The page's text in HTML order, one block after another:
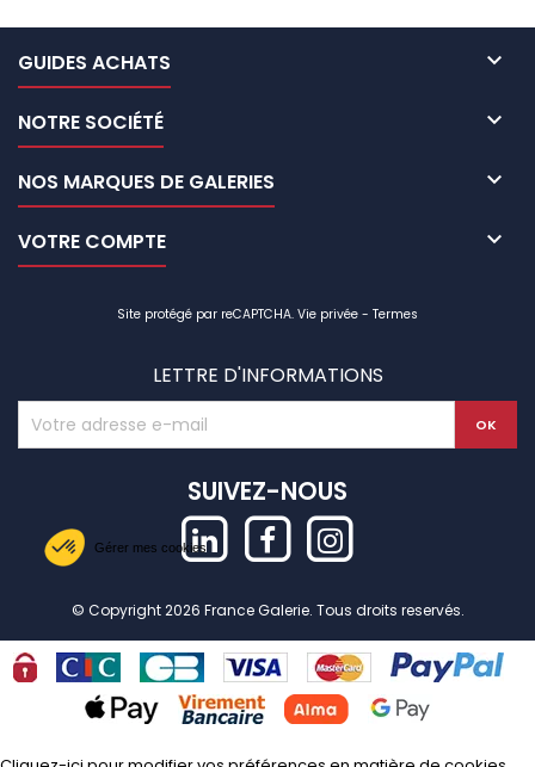
Gérer mes cookies
GUIDES ACHATS 
NOTRE SOCIÉTÉ 
NOS MARQUES DE GALERIES 
VOTRE COMPTE 
Site protégé par reCAPTCHA. Vie privée - Termes
LETTRE D'INFORMATIONS
SUIVEZ-NOUS
© Copyright 2026 France Galerie. Tous droits reservés.